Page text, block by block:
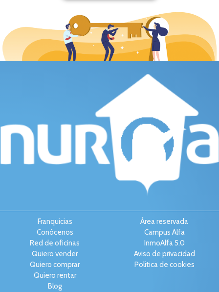
Franquicias
Conócenos
Red de oficinas
Quiero vender
Quiero comprar
Quiero rentar
Blog
Área reservada
Campus Alfa
InmoAlfa 5.0
Aviso de privacidad
Política de cookies